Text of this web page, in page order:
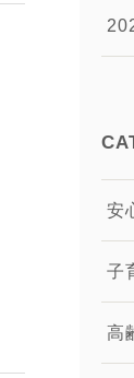
安
子
高